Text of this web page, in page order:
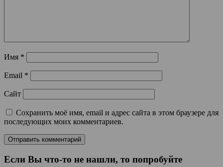
Имя *
Email *
Сайт
Сохранить моё имя, email и адрес сайта в этом браузере для
последующих моих комментариев.
Если Вы что-то не нашли, то попробуйте